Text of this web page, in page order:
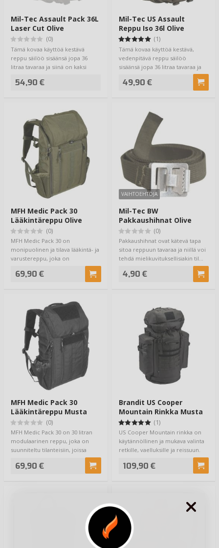
Mil-Tec Assault Pack 36L
Laser Cut Olive
(0)
Tämä kovaa käyttöä kestävä
reppu säilöö sisäänsä jopa 36
litraa tavaraa ja siinä on kaksi
54,90 €
Mil-Tec US Assault
Reppu Iso 36l Olive
(1)
Tämä kovaa käyttöä kestävä,
vedenpitävä reppu säilöö
sisäänsä jopa 36 litraa tavaraa ja
49,90 €
MFH Medic Pack 30
Lääkintäreppu Olive
(0)
MFH Medic Pack 30 on
monipuolinen ja tilava lääkintä- ja
varustereppu, joka on
69,90 €
VAIHTOEHTOJA
Mil-Tec BW
Pakkaushihnat Olive
(0)
Pakkaushihnat ovat kätevä tapa
sitoa reppuun tavaraa ja niillä voi
tehdä mielikuvituksellisiakin til…
4,90 €
MFH Medic Pack 30
Lääkintäreppu Musta
(0)
MFH Medic Pack 30 on 30 litran
modulaarinen reppu, joka on
suunniteltu tilanteisiin, joissa
69,90 €
Brandit US Cooper
Mountain Rinkka Musta
(1)
US Cooper Mountain rinkka on
käytännöllinen ja mukava valinta
retkille, vaelluksille ja reissuun.
109,90 €